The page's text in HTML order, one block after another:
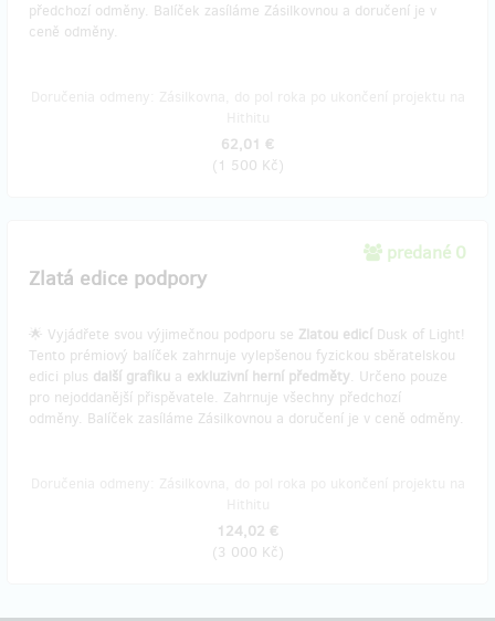
předchozí odměny. Balíček zasíláme Zásilkovnou a doručení je v
ceně odměny.
62,01 €
(1 500 Kč)
predané 0
Zlatá edice podpory
🌟 Vyjádřete svou výjimečnou podporu se Zlatou edicí Dusk of Light!
Tento prémiový balíček zahrnuje vylepšenou fyzickou sběratelskou
edici plus další grafiku a exkluzivní herní předměty. Určeno pouze
pro nejoddanější přispěvatele. Zahrnuje všechny předchozí
odměny. Balíček zasíláme Zásilkovnou a doručení je v ceně odměny.
124,02 €
(3 000 Kč)